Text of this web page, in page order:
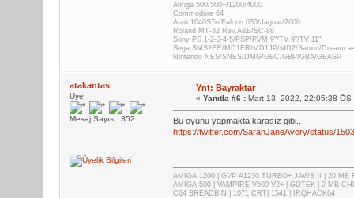
Amiga 500/500+/1200/4000
Commodore 64
Atari 1040STe/Falcon 030/Jaguar/2600
Roland MT-32 Rev.A&B/SC-88
Sony PS 1-2-3-4-5/PSP/PVM 9"/TV 9"/TV 11"
Sega SMS2FR/MD1FR/MD1JP/MD2/Saturn/
Nintendo NES/SNES/DMG/GBC/GBP/GBA/GBASP
atakantas
Üye
Mesaj Sayısı: 352
Ynt: Bayraktar
« Yanıtla #6 :Mart 13, 2022, 22:05:38 ÖS
Bu oyunu yapmakta karasız gibi..
https://twitter.com/SarahJaneAvory/status/
AMIGA 1200 | GVP A1230 TURBO+ JAWS II | 20
AMIGA 500 | VAMPIRE V500 V2+ | GOTEK | 2 MB
C64 BREADBIN | 1071 CRT| 1541 | IRQHACK64